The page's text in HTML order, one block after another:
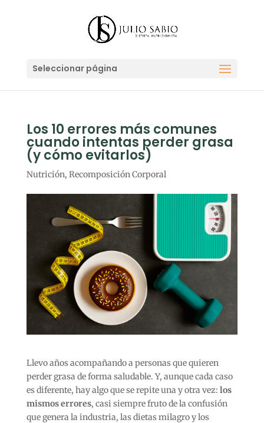
Seleccionar página
Los 10 errores más comunes
cuando intentas perder grasa
(y cómo evitarlos)
Nutrición, Recomposición Corporal
Llevo años acompañando a personas que quieren
perder grasa de forma saludable. Y, aunque cada caso
es diferente, hay algo que se repite una y otra vez: los
mismos errores, casi siempre fruto de la confusión
que genera la industria, las dietas milagro y los